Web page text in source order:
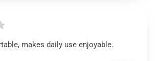
makes daily use enjoyable.